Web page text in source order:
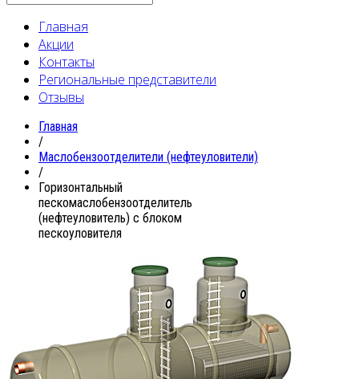
Главная
Акции
Контакты
Региональные представители
Отзывы
Главная
/
Маслобензоотделители (нефтеуловители)
/
Горизонтальный
пескомаслобензоотделитель
(нефтеуловитель) с блоком
пескоуловителя